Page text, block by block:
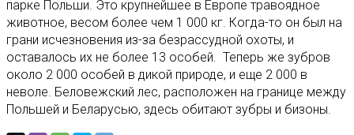
парке Польши. Это крупнейшее в Европе травоядное
животное, весом более чем 1 000 кг. Когда-то он был на
грани исчезновения из-за безрассудной охоты, и
оставалось их не более 13 особей. Теперь же зубров
около 2 000 особей в дикой природе, и еще 2 000 в
неволе. Беловежский лес, расположен на границе между
Польшей и Беларусью, здесь обитают зубры и бизоны.